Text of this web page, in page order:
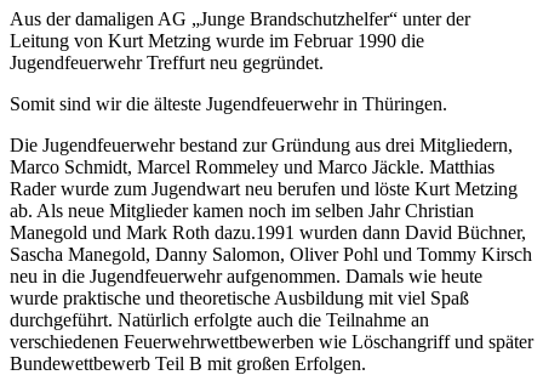
Aus der damaligen AG „Junge Brandschutzhelfer“ unter der
Leitung von Kurt Metzing wurde im Februar 1990 die
Jugendfeuerwehr Treffurt neu gegründet.
Somit sind wir die älteste Jugendfeuerwehr in Thüringen.
Die Jugendfeuerwehr bestand zur Gründung aus drei Mitgliedern,
Marco Schmidt, Marcel Rommeley und Marco Jäckle. Matthias
Rader wurde zum Jugendwart neu berufen und löste Kurt Metzing
ab. Als neue Mitglieder kamen noch im selben Jahr Christian
Manegold und Mark Roth dazu.1991 wurden dann David Büchner,
Sascha Manegold, Danny Salomon, Oliver Pohl und Tommy Kirsch
neu in die Jugendfeuerwehr aufgenommen. Damals wie heute
wurde praktische und theoretische Ausbildung mit viel Spaß
durchgeführt. Natürlich erfolgte auch die Teilnahme an
verschiedenen Feuerwehrwettbewerben wie Löschangriff und später
Bundewettbewerb Teil B mit großen Erfolgen.